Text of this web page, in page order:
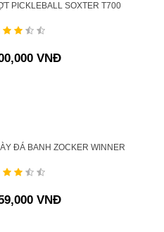
PICKLEBALL SOXTER T700
VNĐ
ĐÁ BANH ZOCKER WINNER
VNĐ